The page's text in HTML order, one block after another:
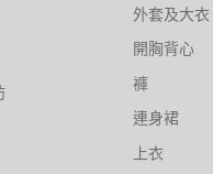
外套及大衣
開胸背心
褲
連身裙
上衣